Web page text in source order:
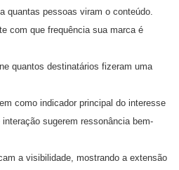
quantas pessoas viram o conteúdo.
com que frequência sua marca é
quantos destinatários fizeram uma
como indicador principal do interesse
sugerem ressonância bem-
a visibilidade, mostrando a extensão